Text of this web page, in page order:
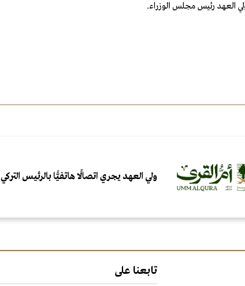
العهد رئيس مجلس الوزراء.
ولي العهد يجري اتصالًا هاتفيًّا بالرئيس التركي
تابعنا على